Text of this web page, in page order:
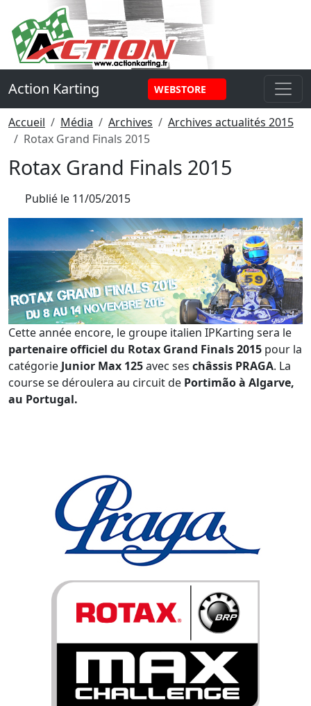
Panneau de gestion des cookies
Action Karting WEBSTORE
Accueil Média Archives
Archives actualités 2015
Rotax Grand Finals 2015
Rotax Grand Finals 2015
Publié le 11/05/2015
Cette année encore, le groupe italien IPKarting sera le
partenaire officiel du Rotax Grand Finals 2015 pour la
catégorie Junior Max 125avec ses châssis PRAGA. La
course se déroulera au circuit de Portimão à Algarve,
au Portugal.